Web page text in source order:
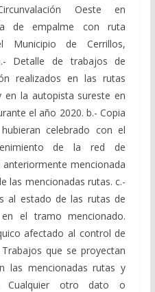
Oeste en
de empalme con ruta
de Cerrillos,
Detalle de trabajos de
realizados en las rutas
en la autopista sureste en
el año 2020. b.- Copia
celebrado con el
de la red de
mencionada
las mencionadas rutas. c.-
al estado de las rutas de
el tramo mencionado.
afectado al control de
que se proyectan
las mencionadas rutas y
Cualquier otro dato o